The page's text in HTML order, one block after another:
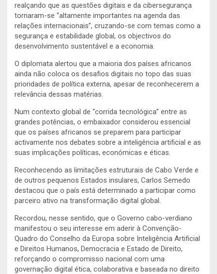
realçando que as questões digitais e da cibersegurança
tornaram-se “altamente importantes na agenda das
relações internacionais”, cruzando-se com temas como a
segurança e estabilidade global, os objectivos do
desenvolvimento sustentável e a economia.
O diplomata alertou que a maioria dos países africanos
ainda não coloca os desafios digitais no topo das suas
prioridades de política externa, apesar de reconhecerem a
relevância dessas matérias.
Num contexto global de “corrida tecnológica” entre as
grandes potências, o embaixador considerou essencial
que os países africanos se preparem para participar
activamente nos debates sobre a inteligência artificial e as
suas implicações políticas, económicas e éticas.
Reconhecendo as limitações estruturais de Cabo Verde e
de outros pequenos Estados insulares, Carlos Semedo
destacou que o país está determinado a participar como
parceiro ativo na transformação digital global.
Recordou, nesse sentido, que o Governo cabo-verdiano
manifestou o seu interesse em aderir à Convenção-
Quadro do Conselho da Europa sobre Inteligência Artificial
e Direitos Humanos, Democracia e Estado de Direito,
reforçando o compromisso nacional com uma
governação digital ética, colaborativa e baseada no direito